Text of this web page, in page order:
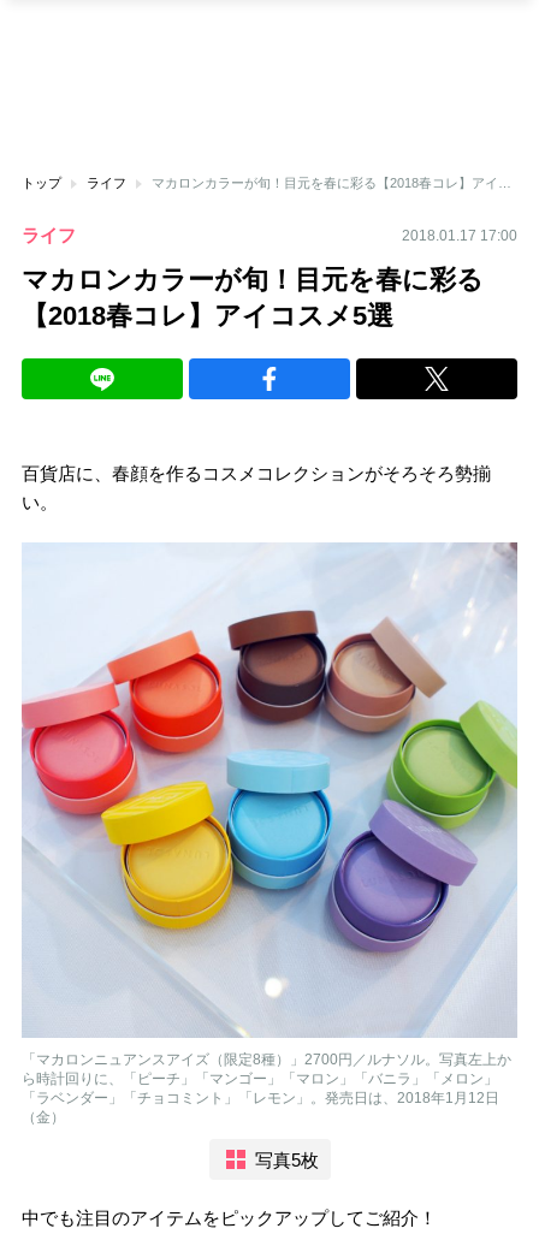
トップ ライフ
ライフ 2018.01.17 17:00
マカロンカラーが旬！目元を春に彩る
【2018春コレ】アイコスメ5選
百貨店に、春顔を作るコスメコレクションがそろそろ勢揃
い。
「マカロンニュアンスアイズ（限定8種）」2700円／ルナソル。写真左上か
ら時計回りに、「ピーチ」「マンゴー」「マロン」「バニラ」「メロン」
「ラベンダー」「チョコミント」「レモン」。発売日は、2018年1月12日
（金）
写真5枚
中でも注目のアイテムをピックアップしてご紹介！